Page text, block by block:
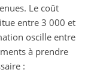
Le coût
entre 3 000 et
oscille entre
à prendre
: